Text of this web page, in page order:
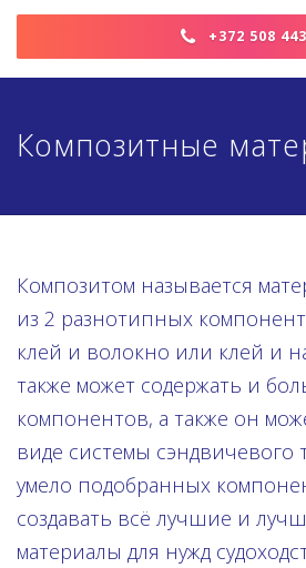
+372 508
Композитные
Композитом называется
из 2 разнотипных
клей и волокно или клей и
также может содержать и
компонентов, а также он
виде системы
умело подобранных
создавать всё лучшие и
материалы для нужд